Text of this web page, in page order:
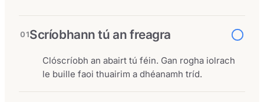
01Scríobhann tú an freagra
Clóscríobh an abairt tú féin. Gan rogha iolrach
le buille faoi thuairim a dhéanamh tríd.